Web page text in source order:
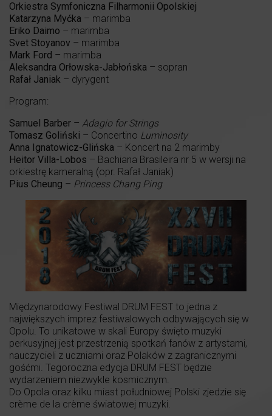
Orkiestra Symfoniczna Filharmonii Opolskiej
Katarzyna Myćka – marimba
Eriko Daimo – marimba
Svet Stoyanov – marimba
Mark Ford – marimba
Aleksandra Orłowska-Jabłońska – sopran
Rafał Janiak – dyrygent
Program:
Samuel Barber – Adagio for Strings
Tomasz Goliński – Concertino Luminosity
Anna Ignatowicz-Glińska – Koncert na 2 marimby
Heitor Villa-Lobos – Bachiana Brasileira nr 5 w wersji na
orkiestrę kameralną (opr. Rafał Janiak)
Pius Cheung – Princess Chang Ping
Międzynarodowy Festiwal DRUM FEST to jedna z
największych imprez festiwalowych odbywających się w
Opolu. To unikatowe w skali Europy święto muzyki
perkusyjnej jest przestrzenią spotkań fanów z artystami,
nauczycieli z uczniami oraz Polaków z zagranicznymi
gośćmi. Tegoroczna edycja DRUM FEST będzie
wydarzeniem niezwykle kosmicznym.
Do Opola oraz kilku miast południowej Polski zjedzie się
crème de la crème światowej muzyki.